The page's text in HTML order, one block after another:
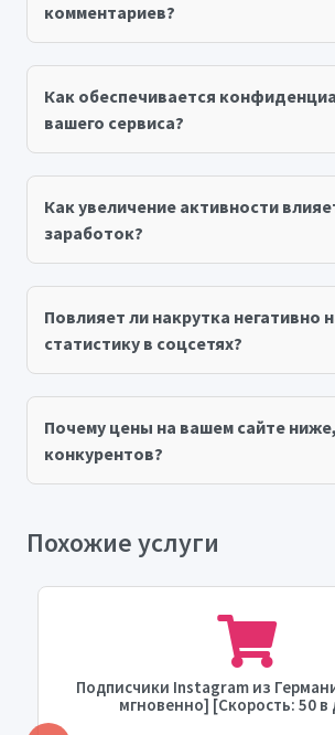
комментариев?
Как обеспечивается
вашего сервиса?
Как увеличение активности
заработок?
Повлияет ли накрутка негативно
статистику в соцсетях?
Почему цены на вашем сайте
конкурентов?
Похожие услуги
Подписчики Instagram из
мгновенно] [Скорость: 50 в